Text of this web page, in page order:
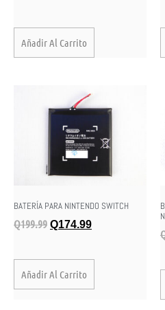
Añadir Al Carrito
BATERÍA PARA NINTENDO SWITCH
Q199.99 Q174.99
Añadir Al Carrito